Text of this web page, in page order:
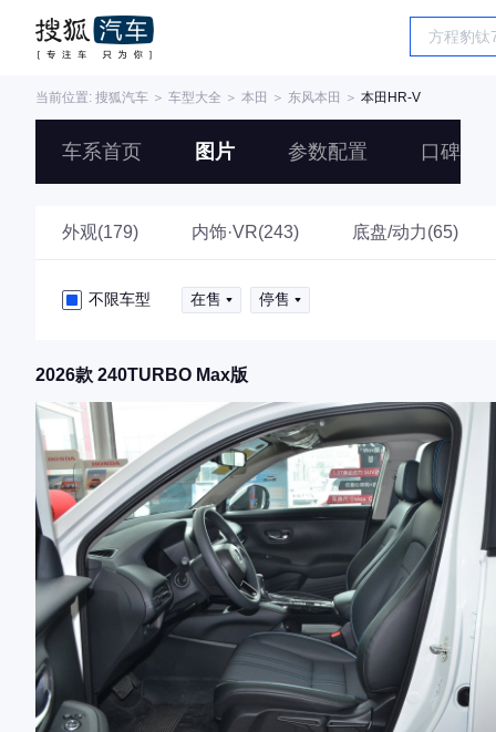
当前位置: 搜狐汽车 ＞ 车型大全 ＞ 本田 ＞ 东风本田 ＞ 本田HR-V
车系首页 图片 参数配置 口碑
外观(179) 内饰·VR(243) 底盘/动力(65)
不限车型 在售 停售
2026款 240TURBO Max版